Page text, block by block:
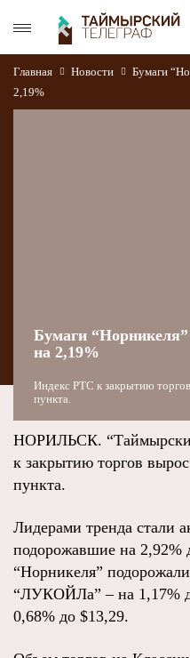
Главная Новости
Бумаги
2,19%
Бумаги
на 2,19%
Индекс РТС к закрытию
пункта.
НОРИЛЬСК.
к закрытию торгов
пункта.
Лидерами тренда стали
подорожавшие на 2,92%
“Норникеля”
“ЛУКОЙЛа” – на 1,17%
0,68% до $13,29.